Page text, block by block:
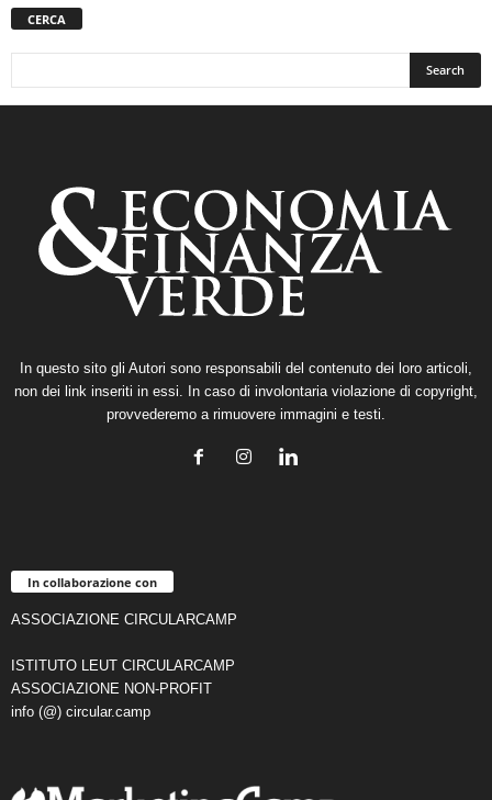
CERCA
In questo sito gli Autori sono responsabili del contenuto dei loro articoli,
non dei link inseriti in essi. In caso di involontaria violazione di copyright,
provvederemo a rimuovere immagini e testi.
In collaborazione con
ASSOCIAZIONE CIRCULARCAMP
ISTITUTO LEUT CIRCULARCAMP
ASSOCIAZIONE NON-PROFIT
info (@) circular.camp